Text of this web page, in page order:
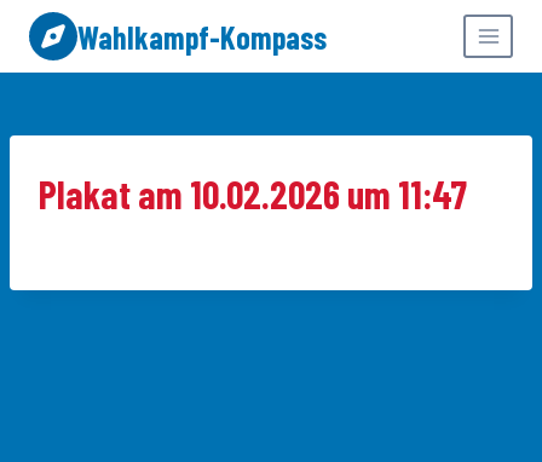
Zum
Inhalt
springen
Wahlkampf-Kompass
Plakat am 10.02.2026 um 11:47